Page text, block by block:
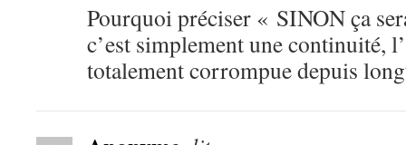
Pourquoi préciser « SINON ça
c’est simplement une continuité,
totalement corrompue depuis